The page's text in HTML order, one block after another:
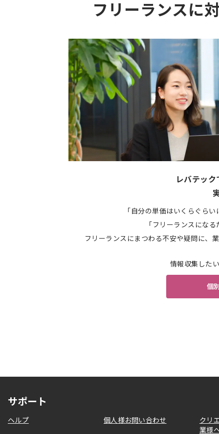
フリーランスに
レバテッ
「自分の単価はいくらぐら
「フリーランスにな
フリーランスにまつわる不安や疑問に、
情報収集した
個
サポート
ヘルプ 個人様お問い合わせ
クリ
業様